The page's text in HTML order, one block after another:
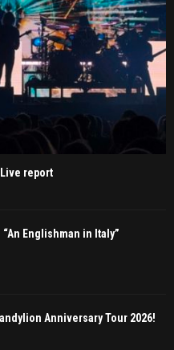
Live report
“An Englishman in Italy”
Anniversary Tour 2026!